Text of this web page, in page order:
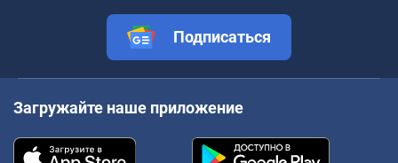
Подписаться
Загружайте наше приложение